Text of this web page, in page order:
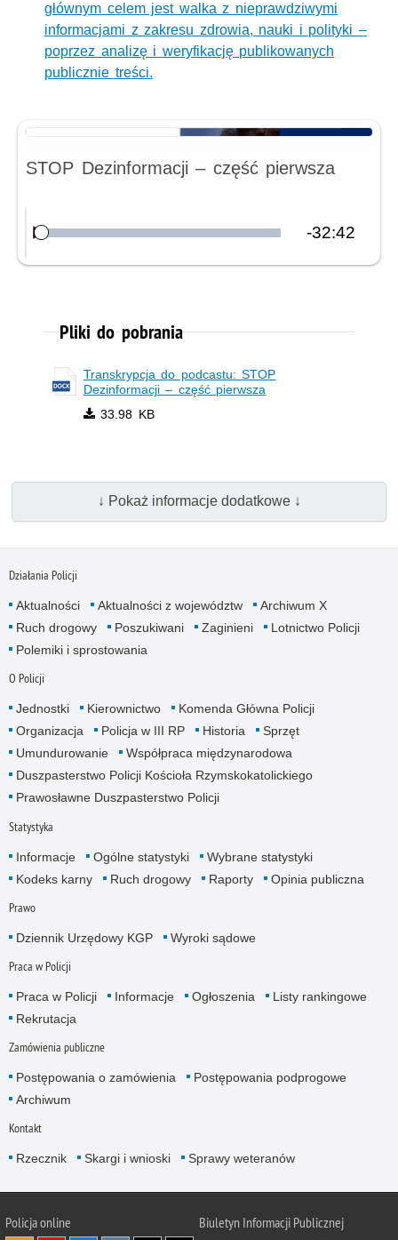
głównym celem jest walka z nieprawdziwymi
informacjami z zakresu zdrowia, nauki i polityki –
poprzez analizę i weryfikację publikowanych
publicznie treści.
Nagranie audio
STOP Dezinformacji – część pierwsza
Odtwórz
Załadowany:
Pozostały
-32:42
Pliki do pobrania
Transkrypcja do podcastu: STOP
Dezinformacji – część pierwsza
33.98 KB
↓ Pokaż informacje dodatkowe ↓
Działania Policji
Aktualności Aktualności z województw
Archiwum X
Ruch drogowy
Poszukiwani Zaginieni
Lotnictwo Policji
Polemiki i sprostowania
O Policji
Jednostki Kierownictwo
Komenda Główna Policji
Organizacja
Policja w III RP Historia
Sprzęt
Umundurowanie
Współpraca międzynarodowa
Duszpasterstwo Policji Kościoła Rzymskokatolickiego
Prawosławne Duszpasterstwo Policji
Statystyka
Informacje Ogólne statystyki
Wybrane statystyki
Kodeks karny
Ruch drogowy Raporty Opinia publiczna
Prawo
Dziennik Urzędowy KGP Wyroki sądowe
Praca w Policji
Praca w Policji Informacje Ogłoszenia
Listy rankingowe
Rekrutacja
Zamówienia publiczne
Postępowania o zamówienia
Postępowania podprogowe
Archiwum
Kontakt
Rzecznik Skargi i wnioski Sprawy weteranów
Policjaonline Biuletyn Informacji Publicznej